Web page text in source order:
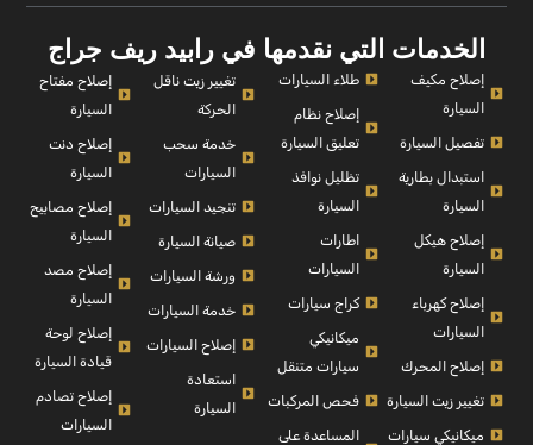
الخدمات التي نقدمها في رابيد ريف جراج
إصلاح مكيف
السيارة
تفصيل السيارة
استبدال بطارية
السيارة
إصلاح هيكل
السيارة
إصلاح كهرباء
السيارات
إصلاح المحرك
تغيير زيت السيارة
ميكانيكي سيارات
طلاء السيارات
إصلاح نظام
تعليق السيارة
تظليل نوافذ
السيارة
اطارات
السيارات
كراج سيارات
ميكانيكي
سيارات متنقل
فحص المركبات
المساعدة على
تغيير زيت ناقل
الحركة
خدمة سحب
السيارات
تنجيد السيارات
صيانة السيارة
ورشة السيارات
خدمة السيارات
إصلاح السيارات
استعادة
السيارة
إصلاح مفتاح
السيارة
إصلاح دنت
السيارة
إصلاح مصابيح
السيارة
إصلاح مصد
السيارة
إصلاح لوحة
قيادة السيارة
إصلاح تصادم
السيارات